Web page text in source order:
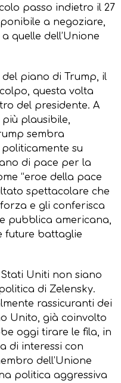
passo indietro il 27
a negoziare,
quelle dell’Unione
piano di Trump, il
questa volta
del presidente. A
plausibile,
sembra
su
di pace per la
“eroe della pace
spettacolare che
e gli conferisca
pubblica americana,
future battaglie
Uniti non siano
di Zelensky.
rassicuranti dei
Unito, già coinvolto
oggi tirare le fila, in
di interessi con
dell’Unione
politica aggressiva